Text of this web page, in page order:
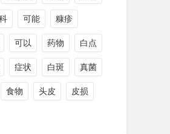
可能 糠疹
可以 药物 白点
症状 白斑 真菌
食物 头皮 皮损